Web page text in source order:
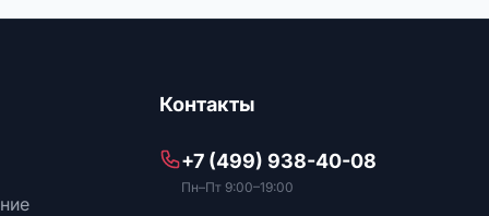
Контакты
+7 (499) 938-40-08
Пн–Пт 9:00–19:00